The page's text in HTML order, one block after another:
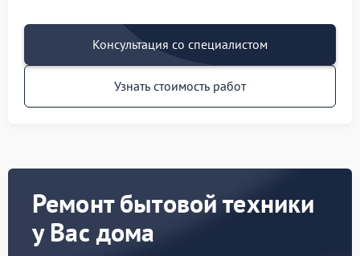
Консультация со специалистом
Узнать стоимость работ
Ремонт бытовой техники
у Вас дома